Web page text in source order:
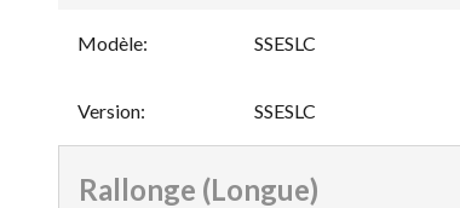
Modèle: SSESLC
Version: SSESLC
Rallonge (Longue)